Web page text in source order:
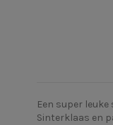
Een super
Sinterklaas en